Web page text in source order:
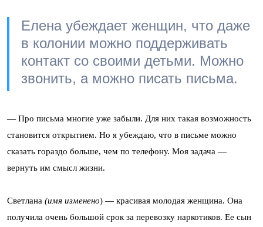
Елена убеждает женщин, что даже
в колонии можно поддерживать
контакт со своими детьми. Можно
звонить, а можно писать письма.
— Про письма многие уже забыли. Для них такая возможность
становится открытием. Но я убеждаю, что в письме можно
сказать гораздо больше, чем по телефону. Моя задача —
вернуть им смысл жизни.
Светлана (имя изменено) — красивая молодая женщина. Она
получила очень большой срок за перевозку наркотиков. Ее сын